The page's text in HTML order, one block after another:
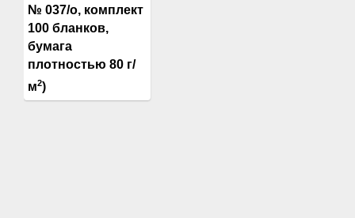
№ 037/о, комплект
100 бланков,
бумага
плотностью 80 г/
м2)